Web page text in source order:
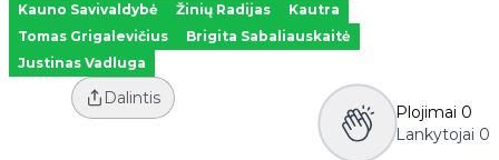
Kauno Savivaldybė Žinių Radijas
Kautra
Tomas Grigalevičius
Brigita Sabaliauskaitė
Justinas Vadluga
Dalintis
Plojimai 0
Lankytojai 0